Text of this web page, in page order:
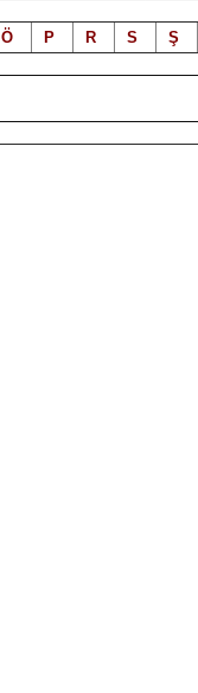
Ö P R S Ş